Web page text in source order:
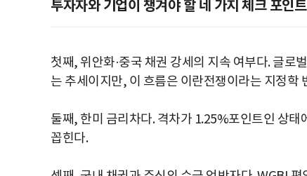
투자자와 기업이 챙겨야 할 네 가지 체크 포인트
첫째, 위안화·중국 채권 강세의 지속 여부다. 글로
는 추세이지만, 이 흐름은 이란전쟁이라는 지정학
둘째, 한미 금리차다. 격차가 1.25%포인트인 상
꼽힌다.